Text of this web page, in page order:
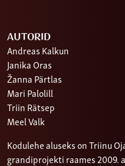
AUTORID
Andreas Kalkun
Janika Oras
Žanna Pärtlas
Mari Palolill
Triin Rätsep
Meel Valk
Kodulehe aluseks on Triinu
grandiprojekti raames 2009.